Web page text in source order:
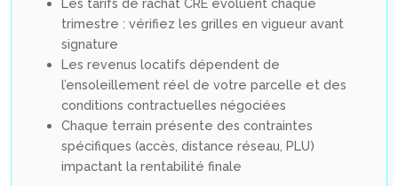
Les tarifs de rachat CRE évoluent chaque
trimestre : vérifiez les grilles en vigueur avant
signature
Les revenus locatifs dépendent de
l’ensoleillement réel de votre parcelle et des
conditions contractuelles négociées
Chaque terrain présente des contraintes
spécifiques (accès, distance réseau, PLU)
impactant la rentabilité finale